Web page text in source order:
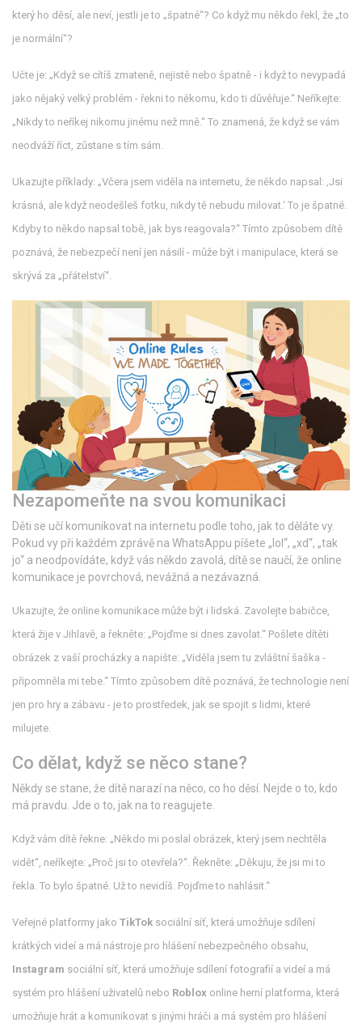
který ho děsí, ale neví, jestli je to „špatné“? Co když mu někdo řekl, že „to
je normální“?
Učte je: „Když se cítíš zmateně, nejistě nebo špatně - i když to nevypadá
jako nějaký velký problém - řekni to někomu, kdo ti důvěřuje.“ Neříkejte:
„Nikdy to neříkej nikomu jinému než mně.“ To znamená, že když se vám
neodváží říct, zůstane s tím sám.
Ukazujte příklady: „Včera jsem viděla na internetu, že někdo napsal: ‚Jsi
krásná, ale když neodešleš fotku, nikdy tě nebudu milovat.‘ To je špatné.
Kdyby to někdo napsal tobě, jak bys reagovala?“ Tímto způsobem dítě
poznává, že nebezpečí není jen násilí - může být i manipulace, která se
skrývá za „přátelství“.
Nezapomeňte na svou komunikaci
Děti se učí komunikovat na internetu podle toho, jak to děláte vy.
Pokud vy při každém zprávě na WhatsAppu píšete „lol“, „xd“, „tak
jo“ a neodpovídáte, když vás někdo zavolá, dítě se naučí, že online
komunikace je povrchová, nevážná a nezávazná.
Ukazujte, že online komunikace může být i lidská. Zavolejte babičce,
která žije v Jihlavě, a řekněte: „Pojďme si dnes zavolat.“ Pošlete dítěti
obrázek z vaší procházky a napište: „Viděla jsem tu zvláštní šaška -
připomněla mi tebe.“ Tímto způsobem dítě poznává, že technologie není
jen pro hry a zábavu - je to prostředek, jak se spojit s lidmi, které
milujete.
Co dělat, když se něco stane?
Někdy se stane, že dítě narazí na něco, co ho děsí. Nejde o to, kdo
má pravdu. Jde o to, jak na to reagujete.
Když vám dítě řekne: „Někdo mi poslal obrázek, který jsem nechtěla
vidět“, neříkejte: „Proč jsi to otevřela?“. Řekněte: „Děkuju, že jsi mi to
řekla. To bylo špatné. Už to nevidíš. Pojďme to nahlásit.“
Veřejné platformy jako TikTok sociální síť, která umožňuje sdílení
krátkých videí a má nástroje pro hlášení nebezpečného obsahu,
Instagram sociální síť, která umožňuje sdílení fotografií a videí a má
systém pro hlášení uživatelů nebo Roblox online herní platforma, která
umožňuje hrát a komunikovat s jinými hráči a má systém pro hlášení